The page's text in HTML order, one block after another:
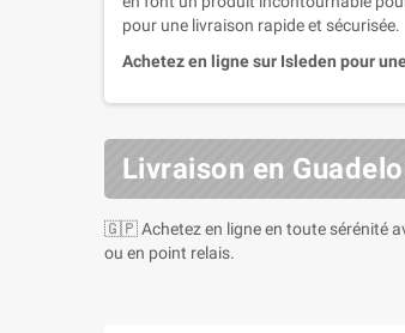
pour une livraison rapide et sécurisée.
Achetez en ligne sur Isleden pour
Livraison en
🇬🇵 Achetez en ligne en toute sérénité
ou en point relais.